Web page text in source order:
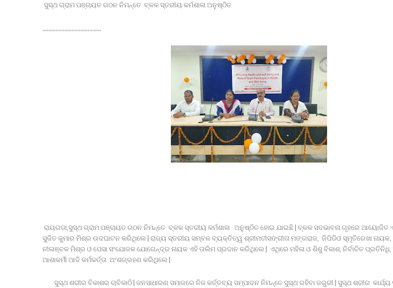
୮୦ ତମ ସ୍ବାଧିନତା ଦିବସ ପାଳନ ପାଇଁ ପ୍ରସ୍ତୁତି ବୈଠକ ଅନୁଷ୍ଠିତ
ଲିଙ୍ଗରାଜଙ୍କ ନୀତିକାନ୍ତି ବନ୍ଦ ।
ହାଉସ କିପିଙ୍ଗ୍ ଫେଡେରେସନ୍ ବ୍ରହ୍ମପୁର ଜୋନର ସାଧାରଣ ପରିଷଦ ବୈଠକ
ଆଠଗଡ ରେ 1983 ବ୍ୟାଚ ତରଫରୁ ବିଶ୍ୱ ବନ୍ଧୁତା ଦିବସ ପାଳିତ ।
ସାପ କାମୁଡ଼ାରେ ନାବାଳିକାଙ୍କ ମୃତ୍ୟୁ, ପୋଲିସ ଭୂମିକାକୁ ନେଇ ପ୍ରଶ୍ନ ।
ଆବାସିକ ବିଦ୍ୟାଳୟରେ ହିଂସା! ନଡ଼ିଆ ବାହୁଙ୍ଗା ରେ 20ରୁ ଉର୍ଦ୍ଧ ଛାତ୍ରଙ୍କୁ ମାଡ, ବିଭାଗୀୟ ତଦନ୍ତ ଆରମ୍ଭ l
ସୁସ୍ଥ ଗ୍ରାମ ପଞ୍ଚାୟତ ଗଠନ ନିମନ୍ତେ ବ୍ଳକ ସ୍ତରୀୟ କର୍ମଶାଳା ଅନୁଷ୍ଠିତ
,,,,,,,,,,,,,,,,,,,,,,,,,,,,,,,,,,,,,,,,
ରାୟଗଡା,ସୁସ୍ଥ ଗ୍ରାମ ପଞ୍ଚାୟତ ଗଠନ ନିମନ୍ତେ ବ୍ଳକ ସ୍ତରୀୟ କର୍ମଶାଳା ଅନୁଷ୍ଠିତ ହୋଇ ଯାଇଛି | ବ୍ଳକ ସଦଭାବନା ଗୃହରେ ଆୟୋଜିତ
ସୁଜିତ କୁମାର ମିଶ୍ର ଉଦଘାଟନ କରିଥିଲେ | ରାଜ୍ୟ ସ୍ତରୀୟ ସମ୍ବଳ ବ୍ୟକ୍ତିତ୍ୱ ଶ୍ରୀମତୀସଙ୍ଗୀତା ମଙ୍ଗରାଜ, ଜିପିଡିଓ ସ୍ମୃତିରେଖା
ନୀଳାଞ୍ଚଳ ମିଶ୍ର ଓ ପେସା ସଂଯୋଜକ ଯୋଗେନ୍ଦ୍ର ନାୟକ ଏହି ତାଲିମ ପ୍ରଦାନ କରିଥିଲେ | ଏଥିରେ ମହିଳା ଓ ଶିଶୁ ବିକାଶ, ନିର୍ବାଚିତ
ଆଶାକର୍ମୀ ଆଦି କର୍ମକର୍ତ୍ତା ଅଂଶଗ୍ରହଣ କରିଥିଲେ |
ସୁସ୍ଥ ଶରୀର ବିକାଶର ଚାବିକାଠି | ଜନସାଧାରଣ ସମାଜରେ ନିଜ କର୍ତ୍ତବ୍ୟ ସମ୍ପାଦନ ନିମନ୍ତେ ସୁସ୍ଥ ରହିବା ଜରୁରୀ | ସୁସ୍ଥ ଶରୀର କାର୍ଯ୍ୟ